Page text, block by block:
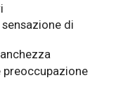
di